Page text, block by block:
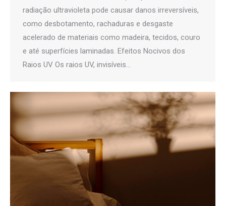
radiação ultravioleta pode causar danos irreversíveis,
como desbotamento, rachaduras e desgaste
acelerado de materiais como madeira, tecidos, couro
e até superfícies laminadas. Efeitos Nocivos dos
Raios UV Os raios UV, invisíveis…